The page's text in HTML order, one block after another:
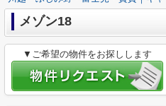
メゾン18
▼ご希望の物件をお探しします